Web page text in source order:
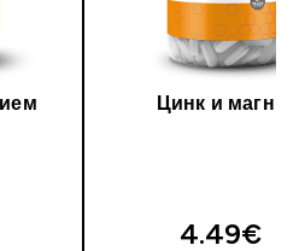
Цинк и магний
4.49€‎